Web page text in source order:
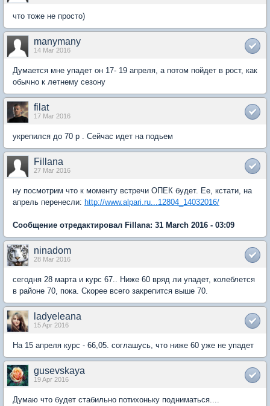
что тоже не просто)
manymany
14 Mar 2016
Думается мне упадет он 17- 19 апреля, а потом пойдет в рост, как
обычно к летнему сезону
filat
17 Mar 2016
укрепился до 70 р . Сейчас идет на подьем
Fillana
27 Mar 2016
ну посмотрим что к моменту встречи ОПЕК будет. Ее, кстати, на
апрель перенесли: http://www.alpari.ru...12804_14032016/
Сообщение отредактировал Fillana: 31 March 2016 - 03:09
ninadom
28 Mar 2016
сегодня 28 марта и курс 67.. Ниже 60 вряд ли упадет, колеблется
в районе 70, пока. Скорее всего закрепится выше 70.
ladyeleana
15 Apr 2016
На 15 апреля курс - 66,05. соглашусь, что ниже 60 уже не упадет
gusevskaya
19 Apr 2016
Думаю что будет стабильно потихоньку подниматься....